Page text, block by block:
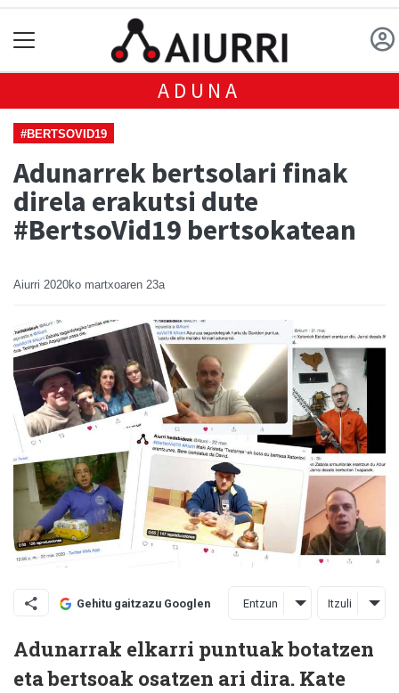
ADUNA
#BERTSOVID19
Adunarrek bertsolari finak
direla erakutsi dute
#BertsoVid19 bertsokatean
Aiurri 2020ko martxoaren 23a
Gehitu gaitzazu Googlen Entzun Itzuli
Adunarrak elkarri puntuak botatzen
eta bertsoak osatzen ari dira. Kate